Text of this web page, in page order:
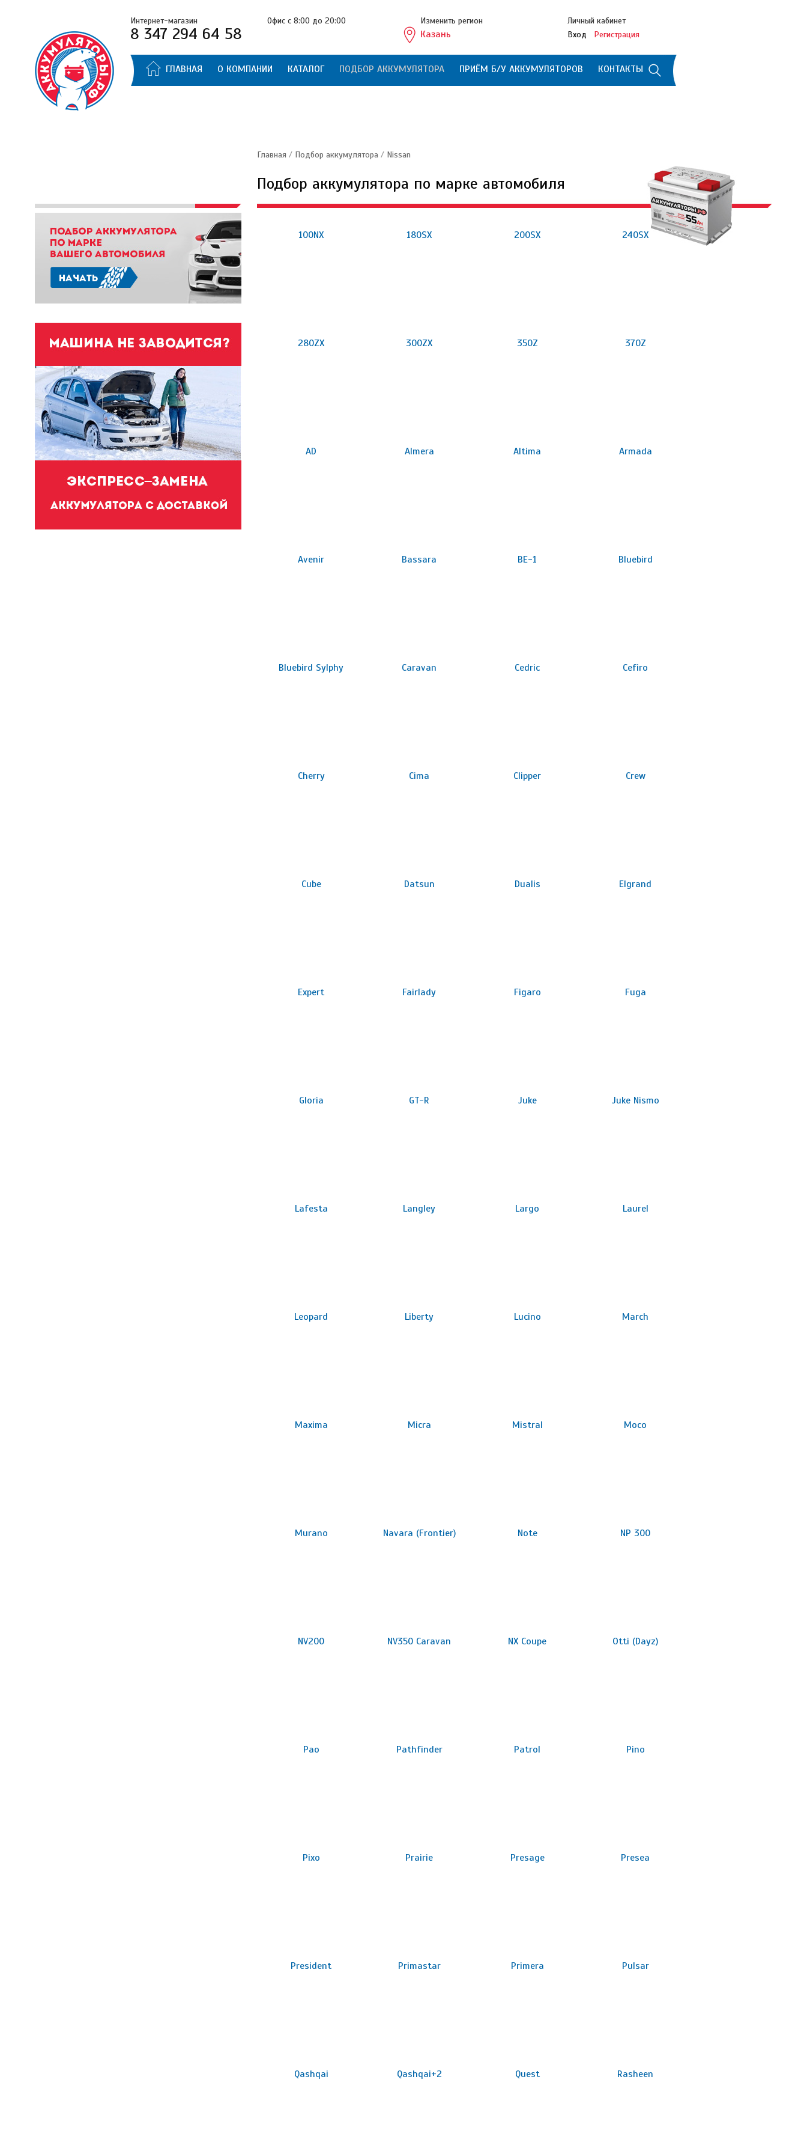
Интернет-магазин
8 347 294 64 58
Офис с 8:00 до 20:00 Изменить регион
Казань
Личный кабинет
Вход
Регистрация
ГЛАВНАЯ О КОМПАНИИ КАТАЛОГ ПОДБОР АККУМУЛЯТОРА ПРИЁМ Б/У АККУМУЛЯТОРОВ КОНТАКТЫ
Главная / Подбор аккумулятора / Nissan
Подбор аккумулятора по марке автомобиля
100NX 180SX 200SX 240SX
280ZX 300ZX 350Z 370Z
AD Almera Altima Armada
Avenir Bassara BE-1 Bluebird
Bluebird Sylphy Caravan Cedric Cefiro
Cherry Cima Clipper Crew
Cube Datsun Dualis Elgrand
Expert Fairlady Figaro Fuga
Gloria GT-R Juke Juke Nismo
Lafesta Langley Largo Laurel
Leopard Liberty Lucino March
Maxima Micra Mistral Moco
Murano Navara (Frontier) Note NP 300
NV200 NV350 Caravan NX Coupe Otti (Dayz)
Pao Pathfinder Patrol Pino
Pixo Prairie Presage Presea
President Primastar Primera Pulsar
Qashqai Qashqai+2 Quest Rasheen